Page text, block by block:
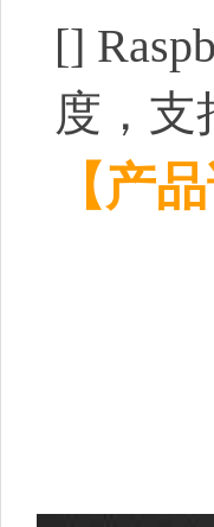
[]
度，支
【产